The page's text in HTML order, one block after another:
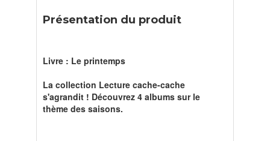
Présentation du produit
Livre : Le printemps
La collection Lecture cache-cache
s'agrandit ! Découvrez 4 albums sur le
thème des saisons.